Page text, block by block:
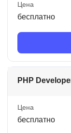
Цена
бесплатно
PHP
Цена
бесплатно